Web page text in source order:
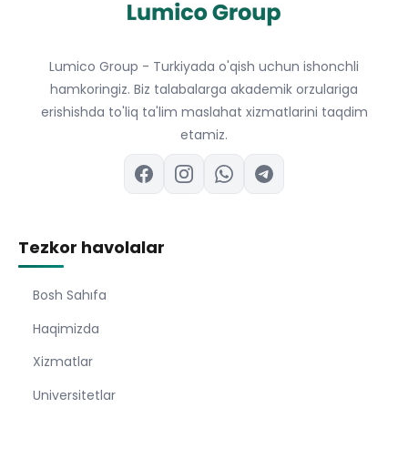
Lumico Group - Turkiyada o'qish uchun ishonchli
hamkoringiz. Biz talabalarga akademik orzulariga
erishishda to'liq ta'lim maslahat xizmatlarini taqdim
etamiz.
Tezkor havolalar
Bosh Sahıfa
Haqimizda
Xizmatlar
Universitetlar